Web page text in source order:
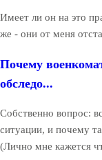
Имеет ли он на это
же - они от меня
Почему
обследо...
Собственно вопрос:
ситуации, и почему
(Лично мне кажется